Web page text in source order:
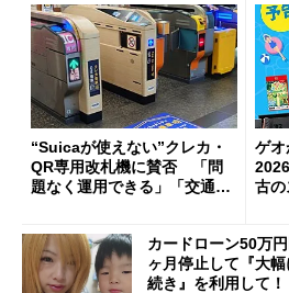
“Suicaが使えない”クレカ・
QR専用改札機に賛否 「問
題なく運用できる」「交通系I
ゲオ
古の
カードローン50万
ヶ月停止して『大
続き』を利用して！